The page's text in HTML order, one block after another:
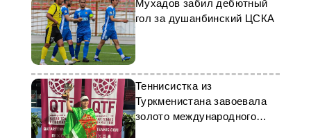
Мухадов забил дебютный
гол за душанбинский ЦСКА
Теннисистка из
Туркменистана завоевала
золото международного
турнира в Катаре